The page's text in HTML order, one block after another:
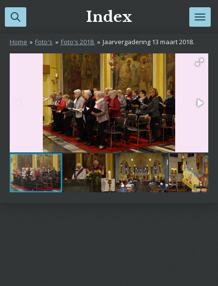
Ga
direct
de
hoofdinhoud
Index
Home » Foto's » Foto's 2018. » Jaarvergadering 13 maart 2018.